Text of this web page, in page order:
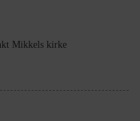
Mikkels kirke